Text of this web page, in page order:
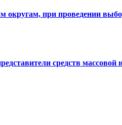
при проведении
средств